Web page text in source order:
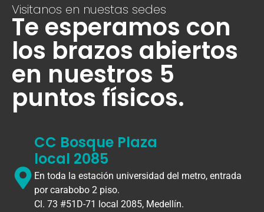
Visitanos en nuestas sedes
Te esperamos con
los brazos abiertos
en nuestros 5
puntos físicos.
CC Bosque Plaza
local 2085
En toda la estación universidad del metro, entrada
por carabobo 2 piso.
Cl. 73 #51D-71 local 2085, Medellín.